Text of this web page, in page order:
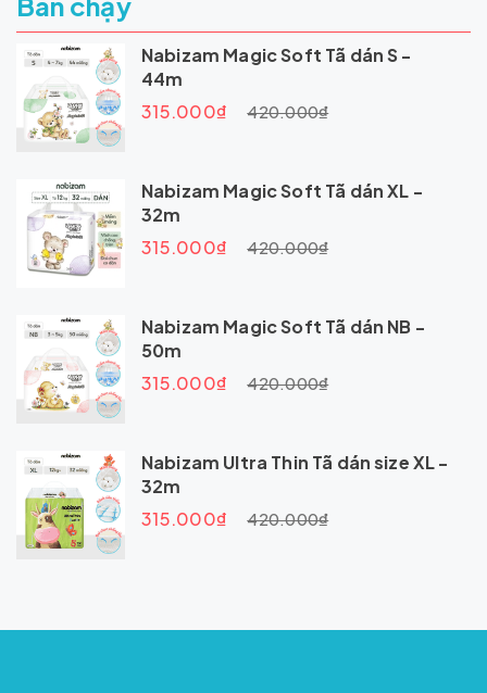
Nabizam Magic Soft Tã dán S -
44m
315.000₫
420.000₫
Nabizam Magic Soft Tã dán XL -
32m
315.000₫
420.000₫
Nabizam Magic Soft Tã dán NB -
50m
315.000₫
420.000₫
Nabizam Ultra Thin Tã dán size XL -
32m
315.000₫
420.000₫